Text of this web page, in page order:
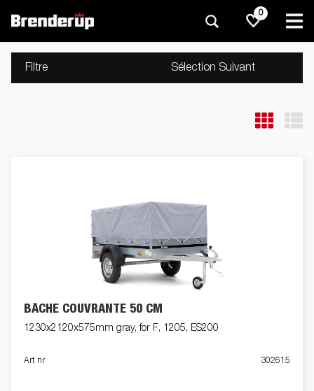
0
Filtre Sélection Suivant
BÂCHE COUVRANTE 50 CM
1230x2120x575mm gray, for F, 1205, ES200
Art nr 302615